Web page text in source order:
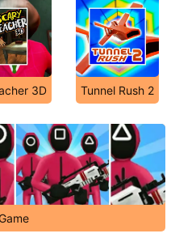
3D Tunnel Rush 2